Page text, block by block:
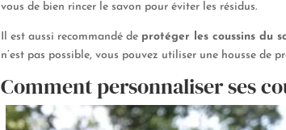
vous de bien rincer le savon pour éviter les résidus.
Il est aussi recommandé de protéger les coussins du
n’est pas possible, vous pouvez utiliser une housse de
Comment personnaliser ses